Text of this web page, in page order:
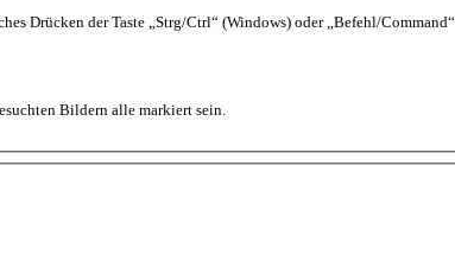
Drücken der Taste „Strg/Ctrl“ (Windows) oder „Befehl/
Bildern alle markiert sein.